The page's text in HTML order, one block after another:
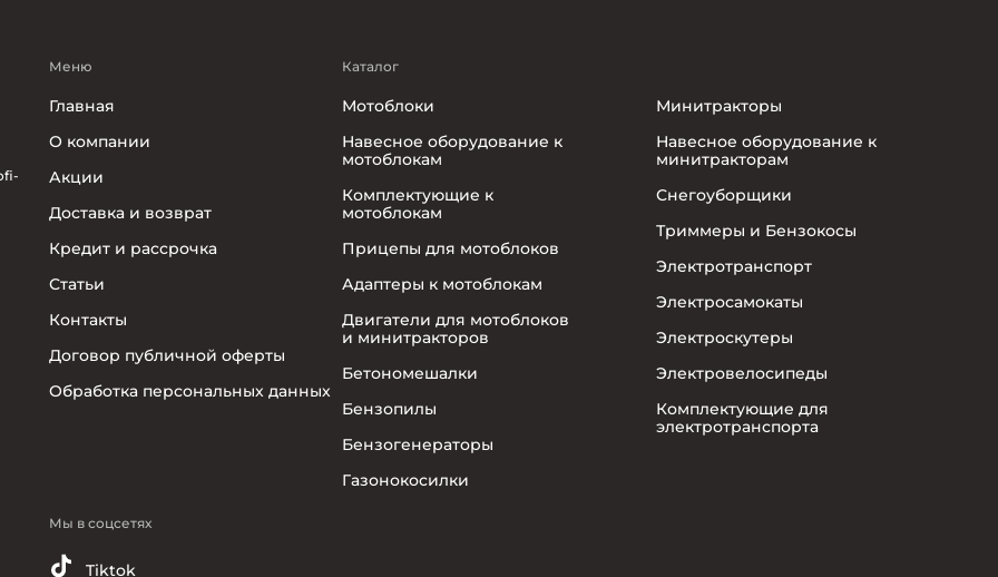
Меню
Главная
О компании
Акции
Доставка и возврат
Кредит и рассрочка
Статьи
Контакты
Договор публичной оферты
Обработка персональных данных
Каталог
Мотоблоки
Навесное оборудование к
мотоблокам
Комплектующие к
мотоблокам
Прицепы для мотоблоков
Адаптеры к мотоблокам
Двигатели для мотоблоков
и минитракторов
Бетономешалки
Бензопилы
Бензогенераторы
Газонокосилки
Минитракторы
Навесное оборудование к
минитракторам
Снегоуборщики
Триммеры и Бензокосы
Электротранспорт
Электросамокаты
Электроскутеры
Электровелосипеды
Комплектующие для
электротранспорта
Мы в соцсетях
Tiktok